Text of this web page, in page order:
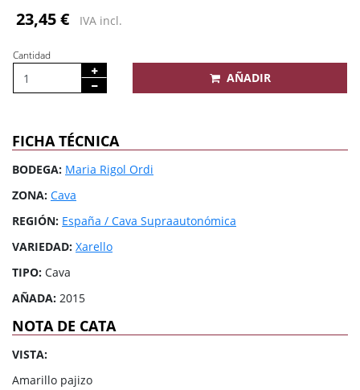
23,45 € IVA incl.
Cantidad
AÑADIR
FICHA TÉCNICA
BODEGA: Maria Rigol Ordi
ZONA: Cava
REGIÓN: España / Cava Supraautonómica
VARIEDAD: Xarello
TIPO: Cava
AÑADA: 2015
NOTA DE CATA
VISTA:
Amarillo pajizo